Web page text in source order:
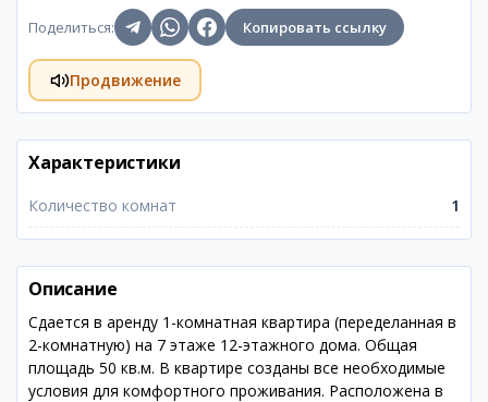
Поделиться: Копировать ссылку
Продвижение
Характеристики
Количество комнат 1
Описание
Сдается в аренду 1-комнатная квартира (переделанная в
2-комнатную) на 7 этаже 12-этажного дома. Общая
площадь 50 кв.м. В квартире созданы все необходимые
условия для комфортного проживания. Расположена в